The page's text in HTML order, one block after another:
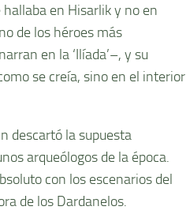
en Hisarlik y no en
de los héroes más
en la ‘Ilíada’–, y su
se creía, sino en el interior
descartó la supuesta
arqueólogos de la época.
con los escenarios del
de los Dardanelos.